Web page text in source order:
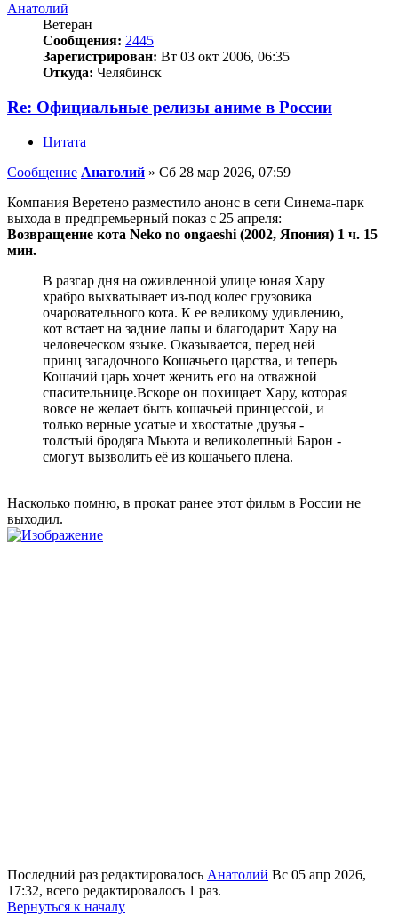
Анатолий
Ветеран
Сообщения: 2445
Зарегистрирован: Вт 03 окт 2006, 06:35
Откуда: Челябинск
Re: Официальные релизы аниме в России
Цитата
Сообщение Анатолий » Сб 28 мар 2026, 07:59
Компания Веретено разместило анонс в сети Синема-парк
выхода в предпремьерный показ с 25 апреля:
Возвращение кота Neko no ongaeshi (2002, Япония) 1 ч. 15
мин.
В разгар дня на оживленной улице юная Хару
храбро выхватывает из-под колес грузовика
очаровательного кота. К ее великому удивлению,
кот встает на задние лапы и благодарит Хару на
человеческом языке. Оказывается, перед ней
принц загадочного Кошачьего царства, и теперь
Кошачий царь хочет женить его на отважной
спасительнице.Вскоре он похищает Хару, которая
вовсе не желает быть кошачьей принцессой, и
только верные усатые и хвостатые друзья -
толстый бродяга Мьюта и великолепный Барон -
смогут вызволить её из кошачьего плена.
Насколько помню, в прокат ранее этот фильм в России не
выходил.
Последний раз редактировалось Анатолий Вс 05 апр 2026,
17:32, всего редактировалось 1 раз.
Вернуться к началу